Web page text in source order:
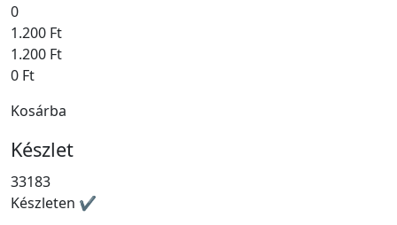
0
1.200 Ft
1.200 Ft
0 Ft
Kosárba
Készlet
33183
Készleten ✔